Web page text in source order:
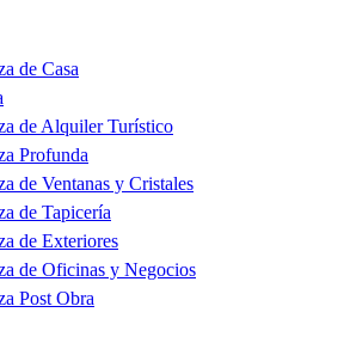
de Casa
de Alquiler Turístico
Profunda
de Ventanas y Cristales
de Tapicería
de Exteriores
de Oficinas y Negocios
Post Obra